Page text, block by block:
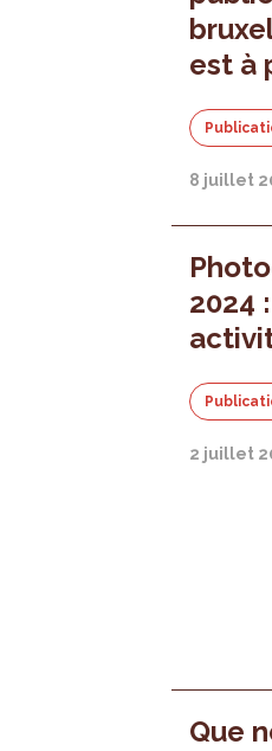
est à
8 juillet
2024
2 juillet
Que